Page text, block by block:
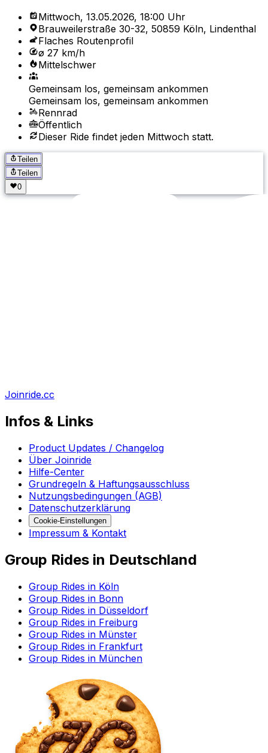
Mittwoch, 13.05.2026, 18:00 Uhr
Brauweilerstraße 30-32, 50859 Köln, Lindenthal
Flaches Routenprofil
ø 27 km/h
Mittelschwer
Gemeinsam los, gemeinsam ankommen
Gemeinsam los, gemeinsam ankommen
Rennrad
Öffentlich
Dieser Ride findet jeden Mittwoch statt.
Teilen
Teilen
Joinride.cc
Infos & Links
Product Updates / Changelog
Über Joinride
Hilfe-Center
Grundregeln & Haftungsausschluss
Nutzungsbedingungen (AGB)
Datenschutzerklärung
Cookie-Einstellungen
Impressum & Kontakt
Group Rides in Deutschland
Group Rides in Köln
Group Rides in Bonn
Group Rides in Düsseldorf
Group Rides in Freiburg
Group Rides in Münster
Group Rides in Frankfurt
Group Rides in München